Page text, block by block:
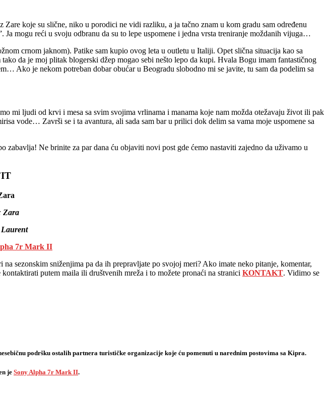
koje su slične, niko u porodici ne vidi razliku, a ja tačno znam u kom gradu sam određenu
mogu reći u svoju odbranu da su to lepe uspomene i jedna vrsta treniranje moždanih vijuga…
crnom jaknom). Patike sam kupio ovog leta u outletu u Italiji. Opet slična situacija kao sa
da je moj plitak blogerski džep mogao sebi nešto lepo da kupi. Hvala Bogu imam fantastičnog
Ako je nekom potreban dobar obućar u Beogradu slobodno mi se javite, tu sam da podelim sa
mi ljudi od krvi i mesa sa svim svojima vrlinama i manama koje nam možda otežavaju život ili pak
vode… Završi se i ta avantura, ali sada sam bar u prilici dok delim sa vama moje uspomene sa
Ne brinite za par dana ću objaviti novi post gde ćemo nastaviti zajedno da uživamo u
Zara
7r Mark II
sezonskim sniženjima pa da ih prepravljate po svojoj meri? Ako imate neko pitanje, komentar,
putem maila ili društvenih mreža i to možete pronaći na stranici KONTAKT. Vidimo se
podršku ostalih partnera turističke organizacije koje ću pomenuti u narednim postovima sa Kipra.
je Sony Alpha 7r Mark II.